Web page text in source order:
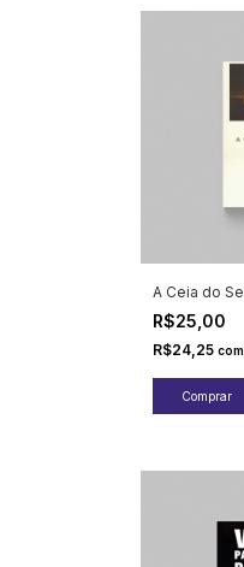
A Ceia do
R$25,00
R$24,25 com